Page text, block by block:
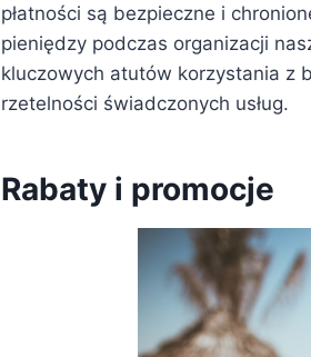
płatności są bezpieczne i
pieniędzy podczas organizacji
kluczowych atutów korzystania z
rzetelności świadczonych usług.
Rabaty i promocje